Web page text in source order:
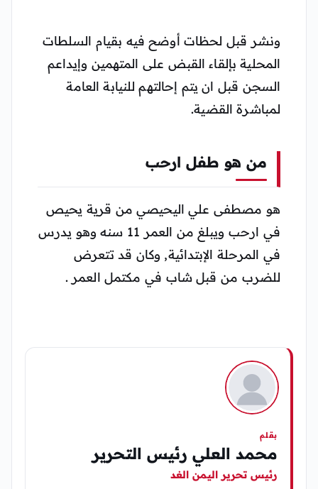
ونشر قبل لحظات أوضح فيه بقيام السلطات
المحلية بإلقاء القبض على المتهمين وإيداعم
السجن قبل ان يتم إحالتهم للنيابة العامة
لمباشرة القضية.
من هو طفل ارحب
هو مصطفى علي اليحيصي من قرية يحيص
في ارحب ويبلغ من العمر 11 سنه وهو يدرس
في المرحلة الإبتدائية, وكان قد تتعرض
للضرب من قبل شاب في مكتمل العمر .
بقلم
محمد العلي رئيس التحرير
رئيس تحرير اليمن الغد